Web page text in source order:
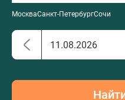
МоскваСанкт-ПетербургСочи